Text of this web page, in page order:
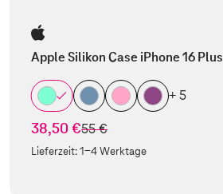
Apple Silikon Case iPhone 16 Plus
+ 5
38,50 €statt
55 €
Lieferzeit:1-4 Werktage